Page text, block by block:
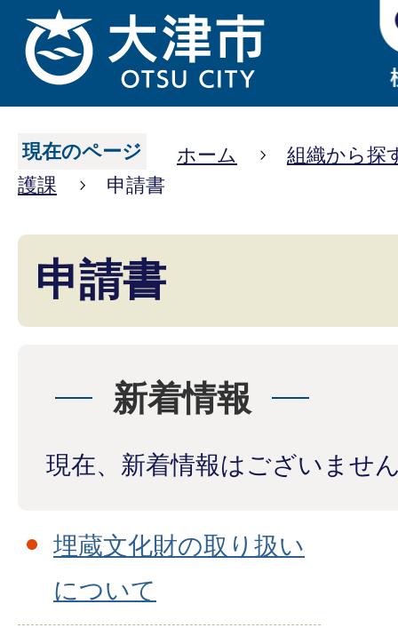
現在のページ ホーム
組織から探
護課
申請書
申請書
新着情報
現在、新着情報はございませ
埋蔵文化財の取り扱い
について